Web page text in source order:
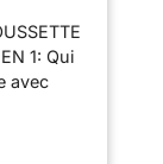
mit
1: Qui
avec
matelas
jours de